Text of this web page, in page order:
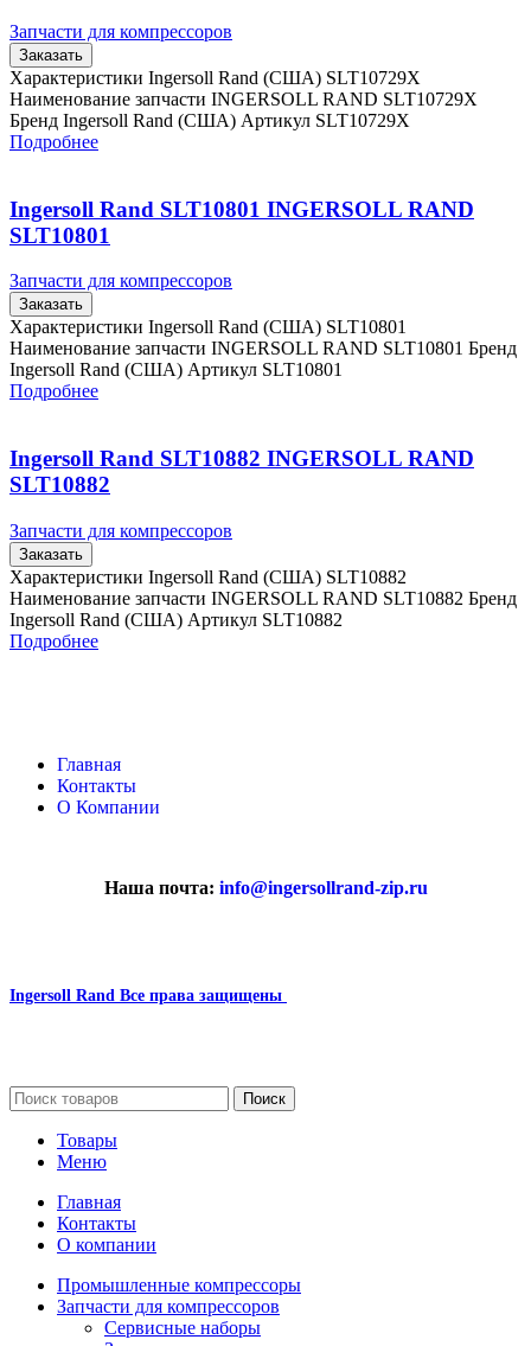
Запчасти для компрессоров
Заказать
Характеристики Ingersoll Rand (США) SLT10729X
Наименование запчасти INGERSOLL RAND SLT10729X
Бренд Ingersoll Rand (США) Артикул SLT10729X
Подробнее
Ingersoll Rand SLT10801 INGERSOLL RAND
SLT10801
Запчасти для компрессоров
Заказать
Характеристики Ingersoll Rand (США) SLT10801
Наименование запчасти INGERSOLL RAND SLT10801 Бренд
Ingersoll Rand (США) Артикул SLT10801
Подробнее
Ingersoll Rand SLT10882 INGERSOLL RAND
SLT10882
Запчасти для компрессоров
Заказать
Характеристики Ingersoll Rand (США) SLT10882
Наименование запчасти INGERSOLL RAND SLT10882 Бренд
Ingersoll Rand (США) Артикул SLT10882
Подробнее
Главная
Контакты
О Компании
Наша почта: info@ingersollrand-zip.ru
Ingersoll Rand Все права защищены
Поиск
Товары
Меню
Главная
Контакты
О компании
Промышленные компрессоры
Запчасти для компрессоров
Сервисные наборы